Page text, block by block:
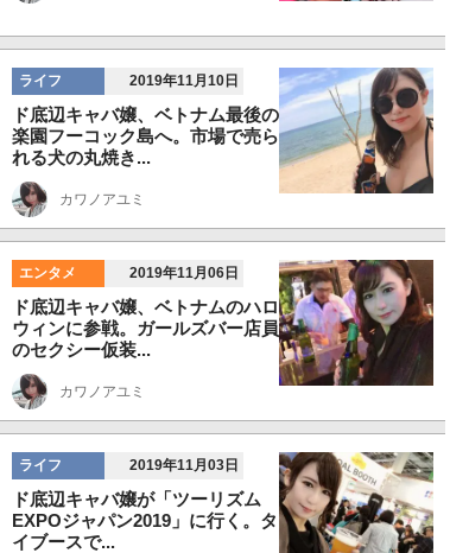
ライフ 2019年11月10日
ド底辺キャバ嬢、ベトナム最後の
楽園フーコック島へ。市場で売ら
れる犬の丸焼き...
カワノアユミ
エンタメ 2019年11月06日
ド底辺キャバ嬢、ベトナムのハロ
ウィンに参戦。ガールズバー店員
のセクシー仮装...
カワノアユミ
ライフ 2019年11月03日
ド底辺キャバ嬢が「ツーリズム
EXPOジャパン2019」に行く。タ
イブースで...